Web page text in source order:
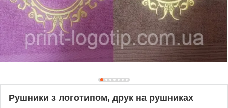
Рушники з логотипом, друк на рушниках